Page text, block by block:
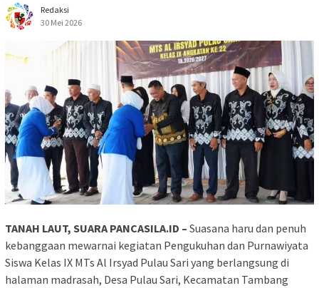
Redaksi
30 Mei 2026
TANAH LAUT, SUARA PANCASILA.ID – Suasana haru dan penuh
kebanggaan mewarnai kegiatan Pengukuhan dan Purnawiyata
Siswa Kelas IX MTs Al Irsyad Pulau Sari yang berlangsung di
halaman madrasah, Desa Pulau Sari, Kecamatan Tambang